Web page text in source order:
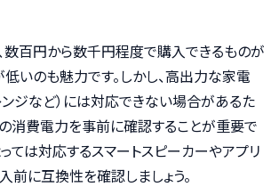
数百円から数千円程度で購入できるものが
低いのも魅力です。しかし、高出力な家電
ンジなど）には対応できない場合があるた
消費電力を事前に確認することが重要で
っては対応するスマートスピーカーやアプリ
前に互換性を確認しましょう。